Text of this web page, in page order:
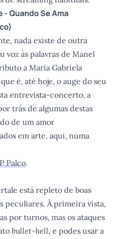
- Quando Se Ama
)
nada existe de outra
voz às palavras de Manel
a Maria Gabriela
é, até hoje, o auge do seu
entrevista-concerto, a
trás de algumas destas
de um amor
em arte, aqui, numa
Palco.
está repleto de boas
peculiares. À primeira vista,
por turnos, mas os ataques
bullet-hell, e podes usar a